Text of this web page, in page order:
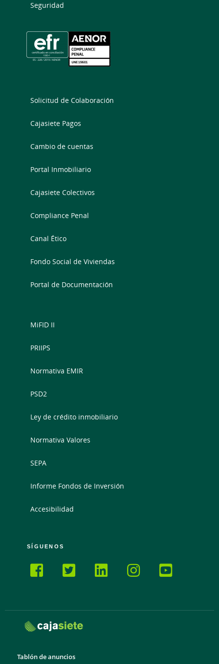
Seguridad
Solicitud de Colaboración
Cajasiete Pagos
Cambio de cuentas
Portal Inmobiliario
Cajasiete Colectivos
Compliance Penal
Canal Ético
Fondo Social de Viviendas
Portal de Documentación
MiFID II
PRIIPS
Normativa EMIR
PSD2
Ley de crédito inmobiliario
Normativa Valores
SEPA
Informe Fondos de Inversión
Accesibilidad
SÍGUENOS
Tablón de anuncios